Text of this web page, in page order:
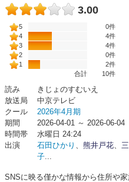
3.00
5
0件
4
4件
3
4件
2
0件
1
2件
合計
10件
読み
きじょのすむいえ
放送局
中京テレビ
クール
2026年4月期
期間
2026-04-01 ～ 2026-06-04
時間帯
水曜日 24:24
出演
石田ひかり 、 熊井戸花、
子...
SNSに映る僅かな情報から住所や